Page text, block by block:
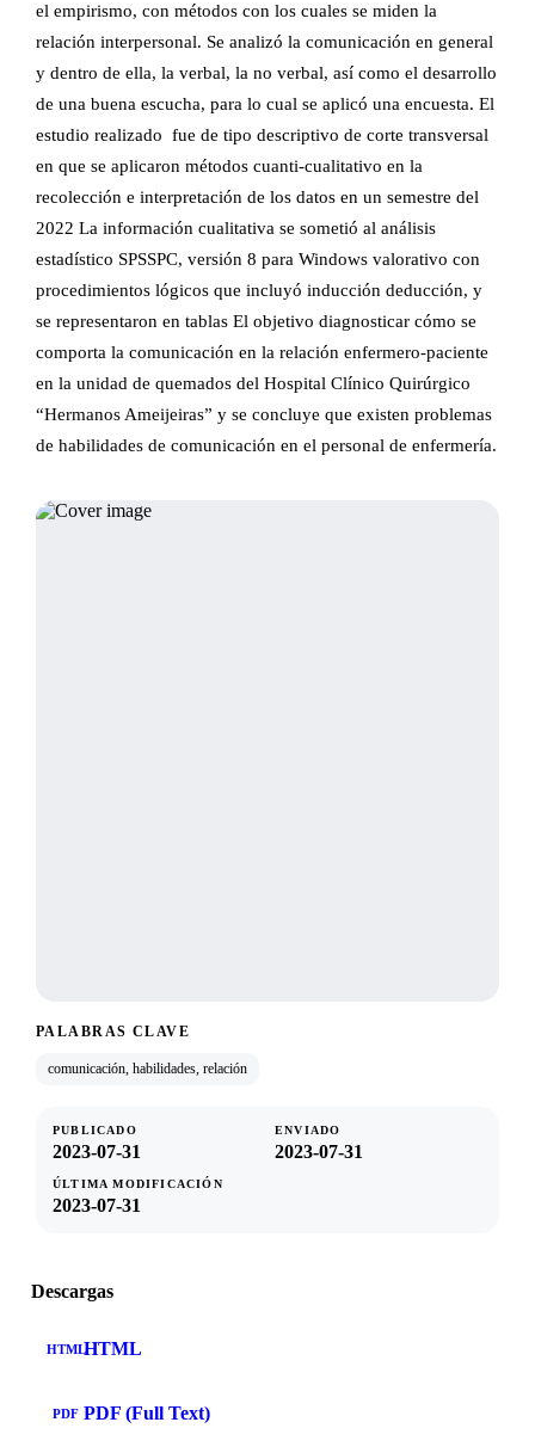
el empirismo, con métodos con los cuales se miden la
relación interpersonal. Se analizó la comunicación en general
y dentro de ella, la verbal, la no verbal, así como el desarrollo
de una buena escucha, para lo cual se aplicó una encuesta. El
estudio realizado fue de tipo descriptivo de corte transversal
en que se aplicaron métodos cuanti-cualitativo en la
recolección e interpretación de los datos en un semestre del
2022 La información cualitativa se sometió al análisis
estadístico SPSSPC, versión 8 para Windows valorativo con
procedimientos lógicos que incluyó inducción deducción, y
se representaron en tablas El objetivo diagnosticar cómo se
comporta la comunicación en la relación enfermero-paciente
en la unidad de quemados del Hospital Clínico Quirúrgico
“Hermanos Ameijeiras” y se concluye que existen problemas
de habilidades de comunicación en el personal de enfermería.
PALABRAS CLAVE
comunicación, habilidades, relación
PUBLICADO
2023-07-31
ENVIADO
2023-07-31
ÚLTIMA MODIFICACIÓN
2023-07-31
Descargas
HTMLHTML
PDF PDF (Full Text)